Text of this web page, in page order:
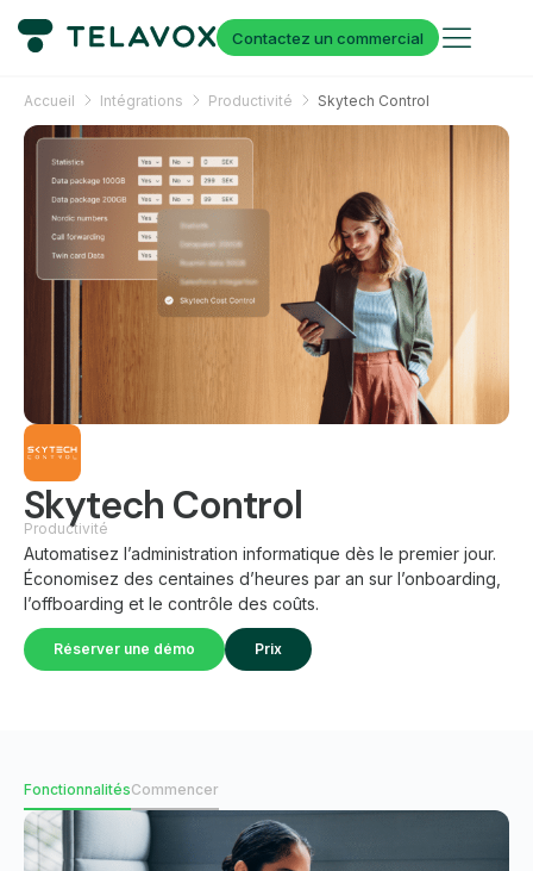
Contactez un commercial
Accueil Intégrations Productivité Skytech Control
Skytech Control
Productivité
Automatisez l’administration informatique dès le premier jour.
Économisez des centaines d’heures par an sur l’onboarding,
l’offboarding et le contrôle des coûts.
Réserver une démo Prix
FonctionnalitésCommencer